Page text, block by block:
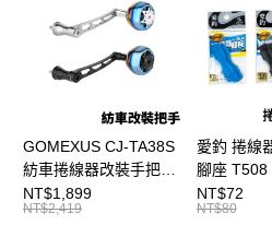
3 期 0 利率 每期 NT$1,383
合作金庫商業銀行
華南商業銀行
國泰世華商業銀行
匯豐（台灣）商業銀行
聯邦商業銀行
元大商業銀行
悠遊付
大哥付你分期
GOMEXUS CJ-TA38S
紡車捲線器改裝手把
SHIMANO改裝品 紡車
改裝手把 I052
NT$1,899
NT$2,419
愛釣 捲線
腳座 T508
NT$72
NT$80